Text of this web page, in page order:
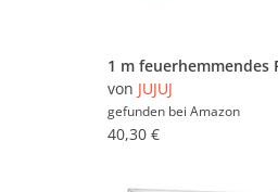
von JUJUJ
gefunden bei Amazon
40,30 €